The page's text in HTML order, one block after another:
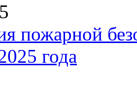
пожарной
года